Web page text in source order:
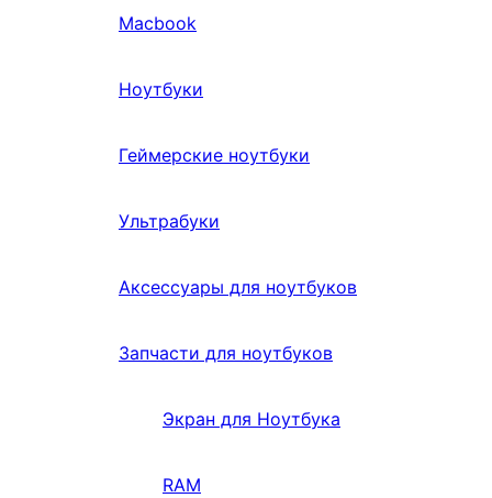
Macbook
Ноутбуки
Геймерские ноутбуки
Ультрабуки
Аксессуары для ноутбуков
Запчасти для ноутбуков
Экран для Ноутбука
RAM